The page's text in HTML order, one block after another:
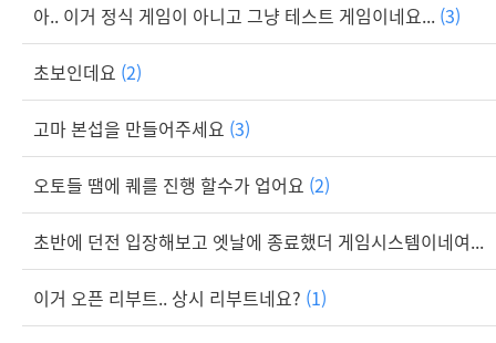
아.. 이거 정식 게임이 아니고 그냥 테스트 게임이네요... (3)
초보인데요 (2)
고마 본섭을 만들어주세요 (3)
오토들 땜에 퀘를 진행 할수가 업어요 (2)
초반에 던전 입장해보고 엣날에 종료했더 게임시스템이네여...
이거 오픈 리부트.. 상시 리부트네요? (1)